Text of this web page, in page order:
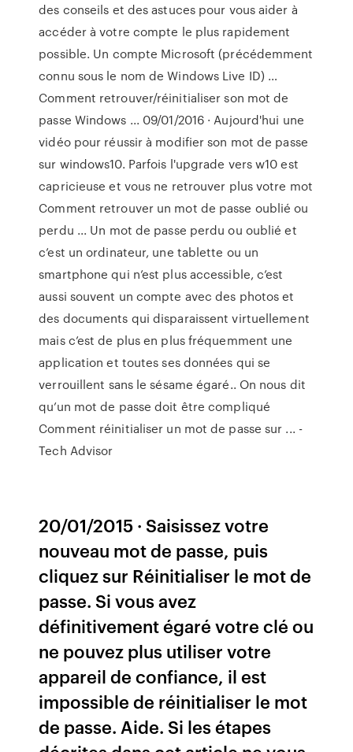
des conseils et des astuces pour vous aider à
accéder à votre compte le plus rapidement
possible. Un compte Microsoft (précédemment
connu sous le nom de Windows Live ID) …
Comment retrouver/réinitialiser son mot de
passe Windows ... 09/01/2016 · Aujourd'hui une
vidéo pour réussir à modifier son mot de passe
sur windows10. Parfois l'upgrade vers w10 est
capricieuse et vous ne retrouver plus votre mot
Comment retrouver un mot de passe oublié ou
perdu ... Un mot de passe perdu ou oublié et
c’est un ordinateur, une tablette ou un
smartphone qui n’est plus accessible, c’est
aussi souvent un compte avec des photos et
des documents qui disparaissent virtuellement
mais c’est de plus en plus fréquemment une
application et toutes ses données qui se
verrouillent sans le sésame égaré.. On nous dit
qu’un mot de passe doit être compliqué
Comment réinitialiser un mot de passe sur ... -
Tech Advisor
20/01/2015 · Saisissez votre
nouveau mot de passe, puis
cliquez sur Réinitialiser le mot de
passe. Si vous avez
définitivement égaré votre clé ou
ne pouvez plus utiliser votre
appareil de confiance, il est
impossible de réinitialiser le mot
de passe. Aide. Si les étapes